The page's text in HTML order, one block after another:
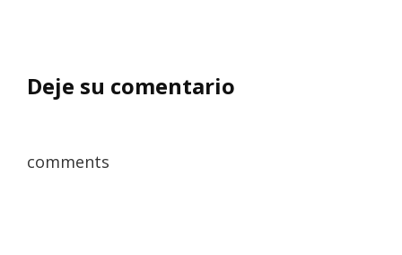
Deje su comentario
comments